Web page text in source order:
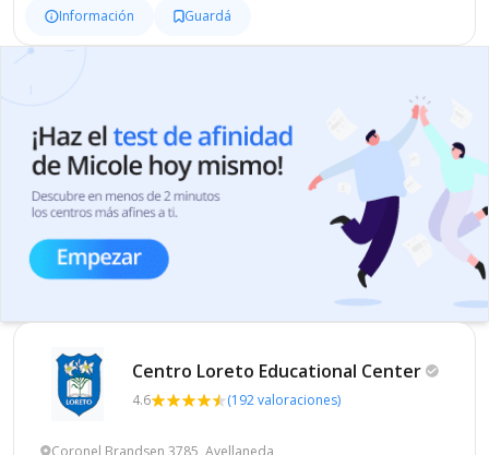
Información Guardá
Centro Loreto Educational Center
4.6 (192 valoraciones)
Coronel Brandsen 3785, Avellaneda